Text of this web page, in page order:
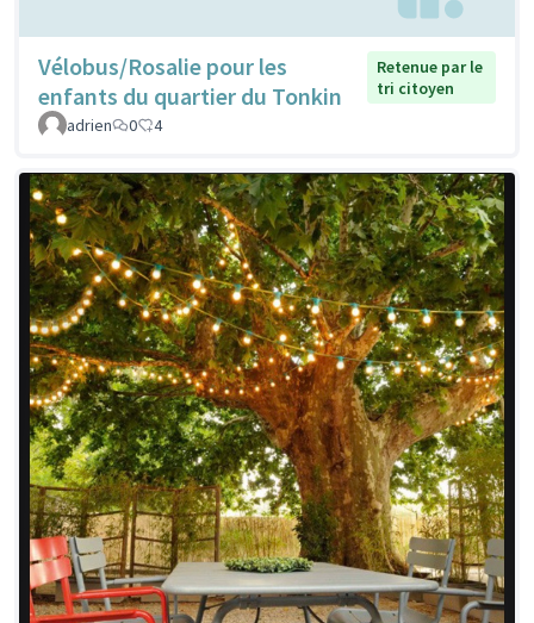
Vélobus/Rosalie pour les
enfants du quartier du Tonkin
Retenue par le
tri citoyen
adrien
0 4